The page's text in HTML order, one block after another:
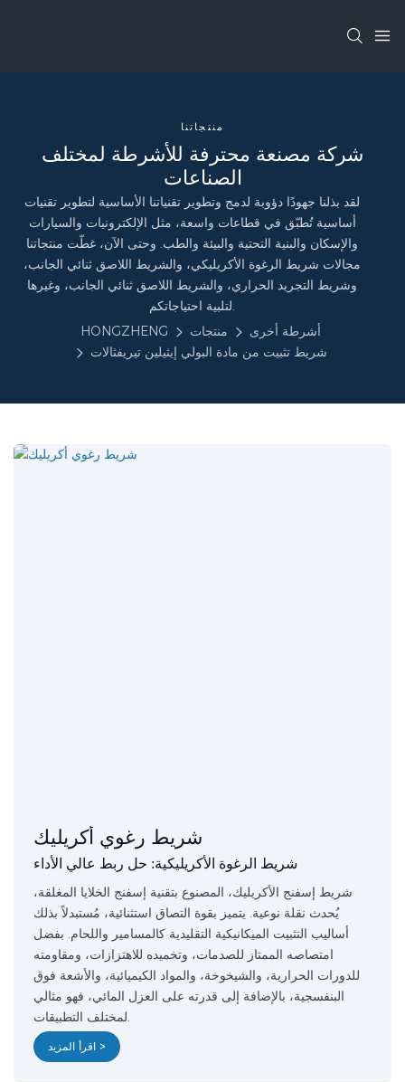
منتجاتنا
شركة مصنعة محترفة للأشرطة لمختلف
الصناعات
لقد بذلنا جهودًا دؤوبة لدمج وتطوير تقنياتنا الأساسية لتطوير تقنيات
أساسية تُطبّق في قطاعات واسعة، مثل الإلكترونيات والسيارات
والإسكان والبنية التحتية والبيئة والطب. وحتى الآن، غطّت منتجاتنا
مجالات شريط الرغوة الأكريليكي، والشريط اللاصق ثنائي الجانب،
وشريط التجريد الحراري، والشريط اللاصق ثنائي الجانب، وغيرها
لتلبية احتياجاتكم.
HONGZHENG
منتجات
أشرطة أخرى
شريط تثبيت من مادة البولي إيثيلين تيريفثالات
شريط رغوي أكريليك
شريط الرغوة الأكريليكية: حل ربط عالي الأداء
شريط إسفنج الأكريليك، المصنوع بتقنية إسفنج الخلايا المغلقة،
يُحدث نقلة نوعية. يتميز بقوة التصاق استثنائية، مُستبدلاً بذلك
أساليب التثبيت الميكانيكية التقليدية كالمسامير واللحام. بفضل
امتصاصه الممتاز للصدمات، وتخميده للاهتزازات، ومقاومته
للدورات الحرارية، والشيخوخة، والمواد الكيميائية، والأشعة فوق
البنفسجية، بالإضافة إلى قدرته على العزل المائي، فهو مثالي
لمختلف التطبيقات.
اقرأ المزيد >